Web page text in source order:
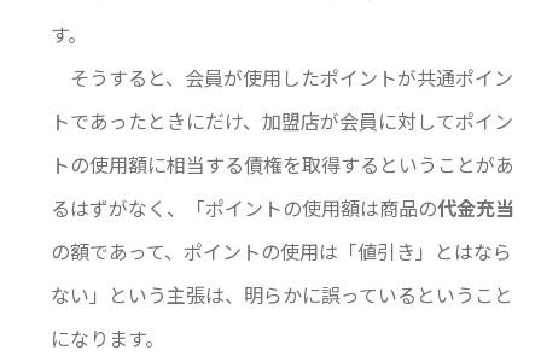
す。
そうすると、会員が使用したポイントが共通ポイン
トであったときにだけ、加盟店が会員に対してポイン
トの使用額に相当する債権を取得するということがあ
るはずがなく、「ポイントの使用額は商品の代金充当
の額であって、ポイントの使用は「値引き」とはなら
ない」という主張は、明らかに誤っているということ
になります。